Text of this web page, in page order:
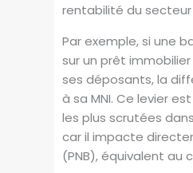
rentabilité du secteur
Par exemple, si une
sur un prêt
ses déposants, la
à sa MNI. Ce levier
les plus scrutées
car il impacte
(PNB), équivalent au